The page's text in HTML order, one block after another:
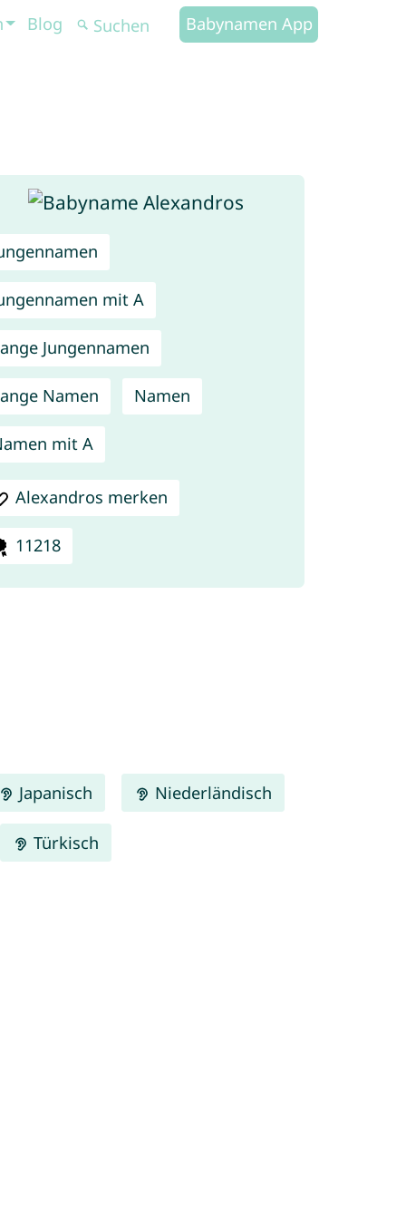
Blog Babynamen App
mit A
Jungennamen
Namen Namen
mit A
Alexandros merken
11218
Japanisch Niederländisch
Türkisch